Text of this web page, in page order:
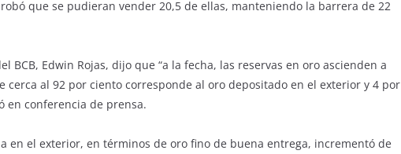
que se pudieran vender 20,5 de ellas, manteniendo la barrera de 22
BCB, Edwin Rojas, dijo que “a la fecha, las reservas en oro ascienden a
cerca al 92 por ciento corresponde al oro depositado en el exterior y 4 por
en conferencia de prensa.
en el exterior, en términos de oro fino de buena entrega, incrementó de